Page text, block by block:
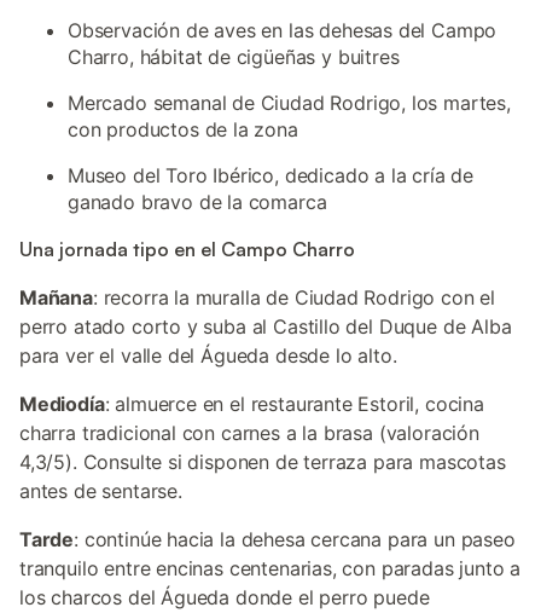
Observación de aves en las dehesas del Campo
Charro, hábitat de cigüeñas y buitres
Mercado semanal de Ciudad Rodrigo, los martes,
con productos de la zona
Museo del Toro Ibérico, dedicado a la cría de
ganado bravo de la comarca
Una jornada tipo en el Campo Charro
Mañana: recorra la muralla de Ciudad Rodrigo con el
perro atado corto y suba al Castillo del Duque de Alba
para ver el valle del Águeda desde lo alto.
Mediodía: almuerce en el restaurante Estoril, cocina
charra tradicional con carnes a la brasa (valoración
4,3/5). Consulte si disponen de terraza para mascotas
antes de sentarse.
Tarde: continúe hacia la dehesa cercana para un paseo
tranquilo entre encinas centenarias, con paradas junto a
los charcos del Águeda donde el perro puede